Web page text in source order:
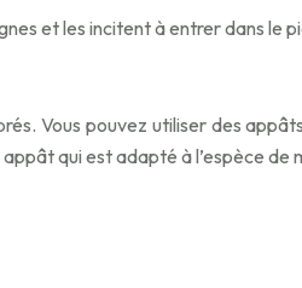
et les incitent à entrer dans le
Vous pouvez utiliser des
qui est adapté à l’espèce de